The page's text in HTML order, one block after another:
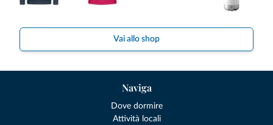
Vai allo shop
Naviga
Dove dormire
Attività locali